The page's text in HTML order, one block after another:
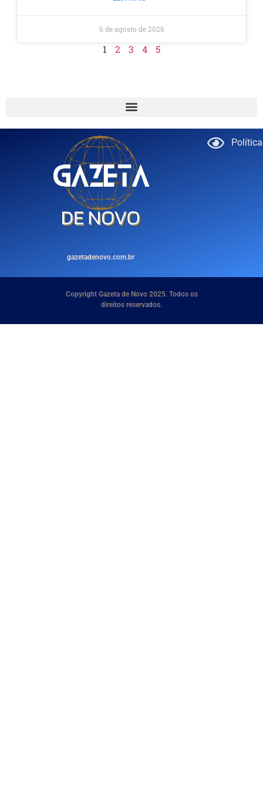
6 de agosto de 2026
1 2 3 4 5
gazetadenovo.com.br
Copyright Gazeta de Novo 2025. Todos os
direitos reservados.